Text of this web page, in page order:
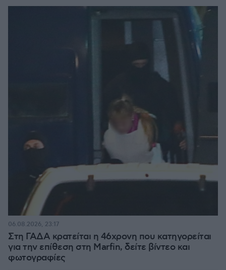
Στη ΓΑΔΑ κρατείται η 46χρονη που κατηγορείται
για την επίθεση στη Marfin, δείτε βίντεο και
φωτογραφίες
06.08.2026, 23:17